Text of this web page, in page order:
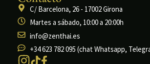
C/ Barcelona, 26 - 17002 Girona
Martes a sábado, 10:00 a 20:00h
info@zenthai.es
+34 623 782 095 (chat Whatsapp,